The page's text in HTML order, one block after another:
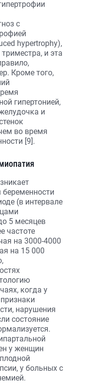
с
hypertrophy),
и эта
Кроме того,
гипертонией,
и
во время
[9].
(в интервале
5 месяцев
частоте
на 3000-4000
на 15 000
когда у
нарушения
состояние
у женщин
у больных с